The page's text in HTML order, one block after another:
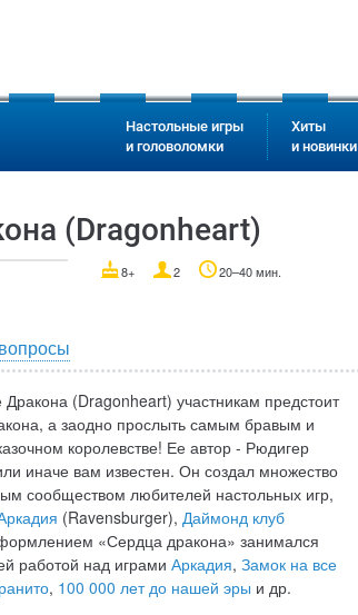
Настольные игры
и головоломки
Хиты
и новинки
(Dragonheart)
8+ 2 20–40 мин.
(Dragonheart) участникам предстоит
а заодно прослыть самым бравым и
королевстве! Ее автор - Рюдигер
иначе вам известен. Он создал множество
сообществом любителей настольных игр,
(Ravensburger), Даймонд клуб
«Сердца дракона» занимался
работой над играми Аркадия, Замок на все
, 100 000 лет до нашей эры и др.